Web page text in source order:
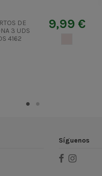
DE
3 UDS
4162
9,99 €
BEIGE
Síguenos